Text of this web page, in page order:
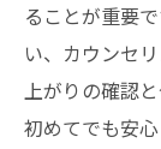
ることが重要
い、カウンセ
上がりの確認
初めてでも安